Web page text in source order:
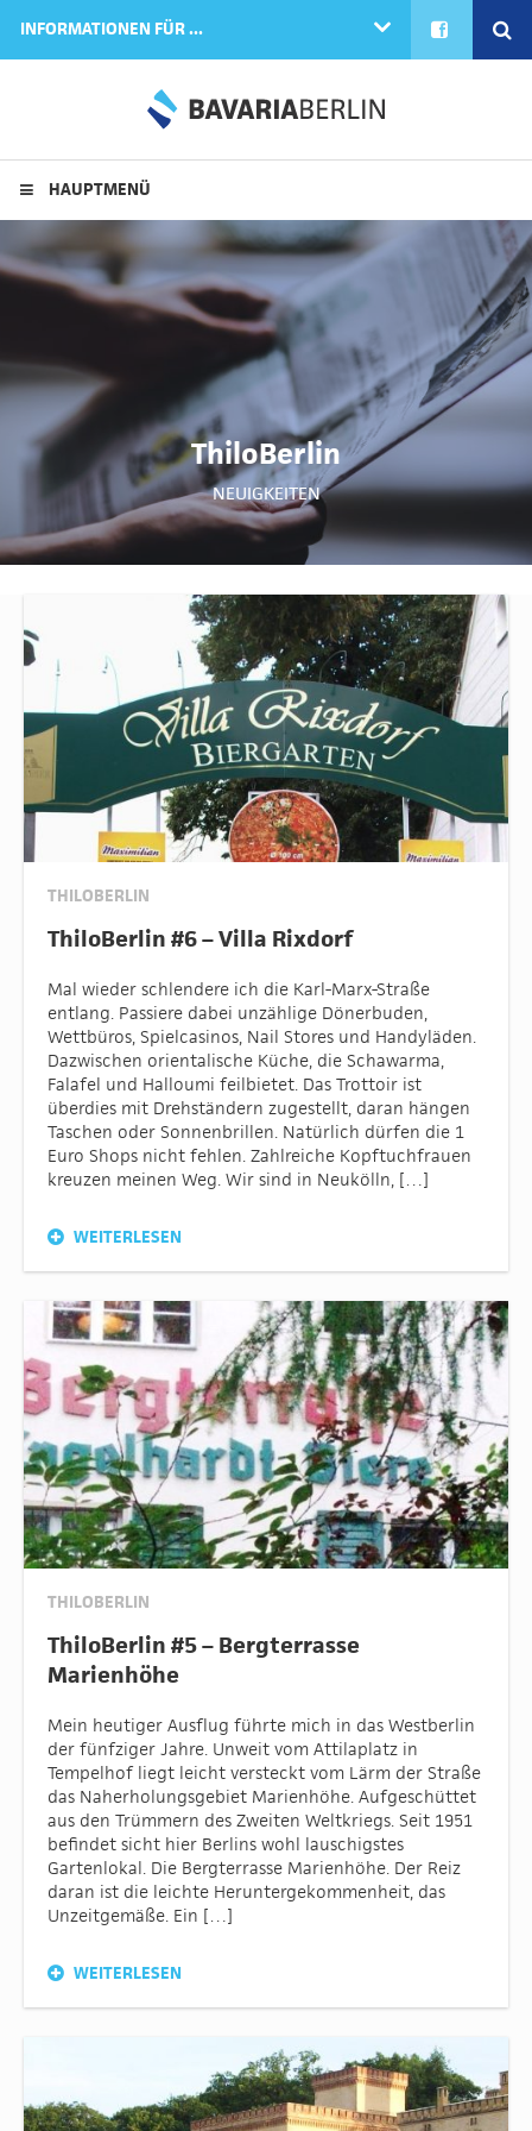
INFORMATIONEN FÜR ... FACEBOOK
HAUPTMENÜ
ThiloBerlin
NEUIGKEITEN
THILOBERLIN
ThiloBerlin #6 – Villa Rixdorf
Mal wieder schlendere ich die Karl-Marx-Straße
entlang. Passiere dabei unzählige Dönerbuden,
Wettbüros, Spielcasinos, Nail Stores und Handyläden.
Dazwischen orientalische Küche, die Schawarma,
Falafel und Halloumi feilbietet. Das Trottoir ist
überdies mit Drehständern zugestellt, daran hängen
Taschen oder Sonnenbrillen. Natürlich dürfen die 1
Euro Shops nicht fehlen. Zahlreiche Kopftuchfrauen
kreuzen meinen Weg. Wir sind in Neukölln, […]
WEITERLESEN
THILOBERLIN
ThiloBerlin #5 – Bergterrasse
Marienhöhe
Mein heutiger Ausflug führte mich in das Westberlin
der fünfziger Jahre. Unweit vom Attilaplatz in
Tempelhof liegt leicht versteckt vom Lärm der Straße
das Naherholungsgebiet Marienhöhe. Aufgeschüttet
aus den Trümmern des Zweiten Weltkriegs. Seit 1951
befindet sicht hier Berlins wohl lauschigstes
Gartenlokal. Die Bergterrasse Marienhöhe. Der Reiz
daran ist die leichte Heruntergekommenheit, das
Unzeitgemäße. Ein […]
WEITERLESEN